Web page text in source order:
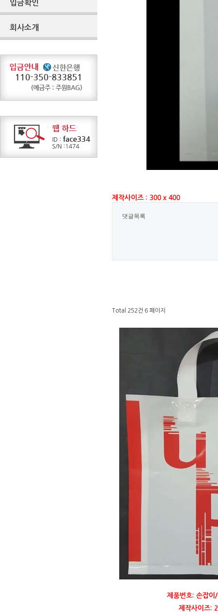
입금확인
회사소개
제작사이즈 : 300 x 400
댓글목록
Total 252건 6 페이지
제품번호: 손잡이
제작사이즈: